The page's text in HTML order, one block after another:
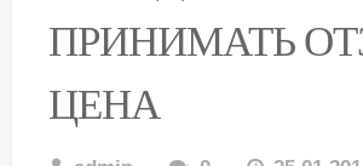
ПРИНИМАТЬ
ЦЕНА